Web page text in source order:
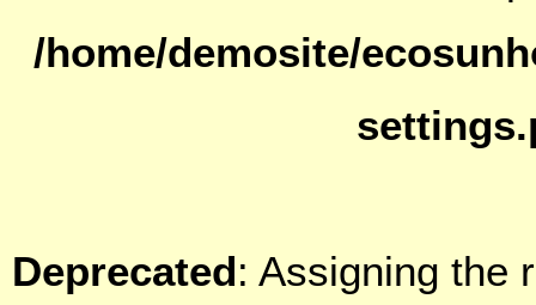
/home/demosite/
Deprecated: Assigning the